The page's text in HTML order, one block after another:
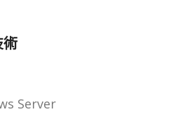
術
Server